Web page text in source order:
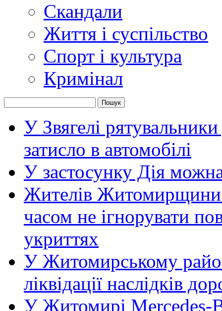
Скандали
Життя і суспільство
Спорт і культура
Кримінал
У Звягелі
затисло в автомобілі
У застосунку Дія
Жителів Житомирщини
часом не ігнорувати
укриттях
У Житомирському
ліквідації наслідків
У Житомирі Mercedes-